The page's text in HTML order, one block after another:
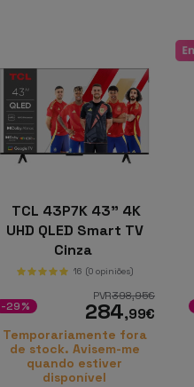
TCL 43P7K 43" 4K
UHD QLED Smart TV
Cinza
16 (0 opiniões)
PVR398,95€
284,99€
-29%
Temporariamente fora
de stock. Avisem-me
quando estiver
disponível